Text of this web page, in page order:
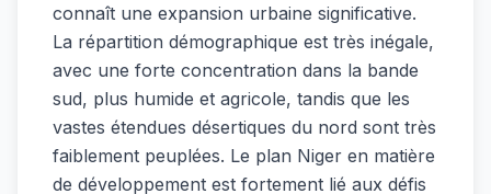
connaît une expansion urbaine significative.
La répartition démographique est très inégale,
avec une forte concentration dans la bande
sud, plus humide et agricole, tandis que les
vastes étendues désertiques du nord sont très
faiblement peuplées. Le plan Niger en matière
de développement est fortement lié aux défis